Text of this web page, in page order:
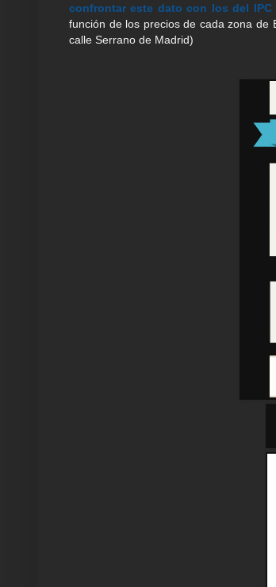
confrontar este dato con los del IPC
función de los precios de cada zona de
calle Serrano de Madrid)